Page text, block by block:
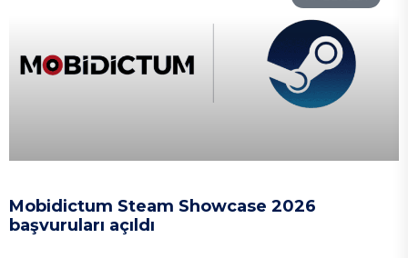
Mobidictum Steam Showcase 2026
başvuruları açıldı